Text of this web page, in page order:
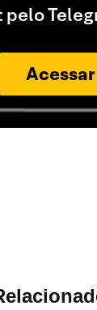
Acessar